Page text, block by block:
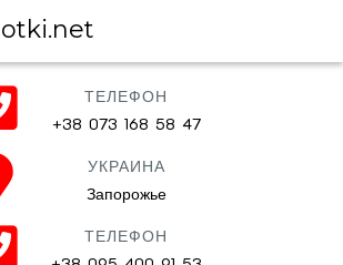
на любое авто
ТЕЛЕФОН
+38 073 168 58 47
УКРАИНА
Запорожье
ТЕЛЕФОН